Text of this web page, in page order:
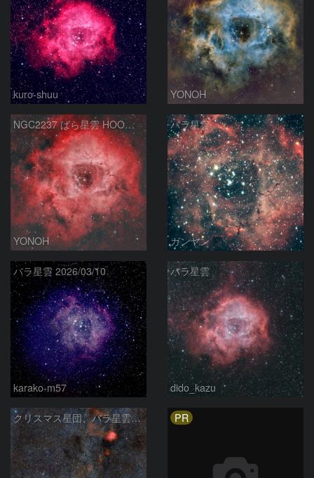
kuro-shuu YONOH
NGC2237 ばら星雲 HOO合成
YONOH
バラ星雲
ガンヤン
バラ星雲 2026/03/10
karako-m57
バラ星雲
dido_kazu
クリスマス星団、バラ星雲からかもめ星雲付近の星空 PR